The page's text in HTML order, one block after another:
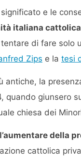
e le
italiana
di fare solo
Zips e la tesi
antiche, la
quando giunsero
chiesa dei
della
cattolica